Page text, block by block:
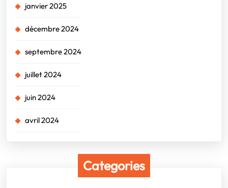
janvier 2025
décembre 2024
septembre 2024
juillet 2024
juin 2024
avril 2024
Categories